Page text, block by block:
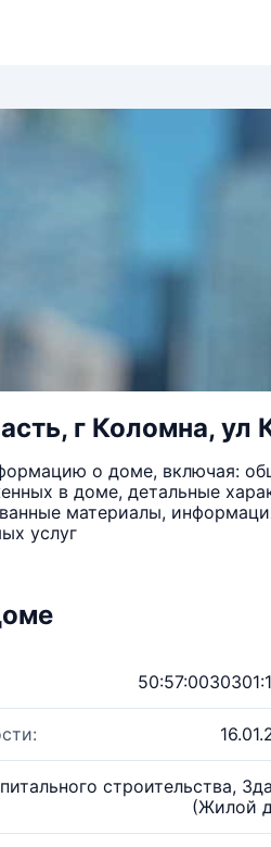
г Коломна, ул
о доме, включая:
в доме, детальные
материалы,
услуг
строительства,
(Жилой